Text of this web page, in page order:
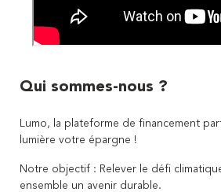
Qui sommes-nous ?
Lumo, la plateforme de financement
lumière votre épargne !
Notre objectif : Relever le défi
ensemble un avenir durable.